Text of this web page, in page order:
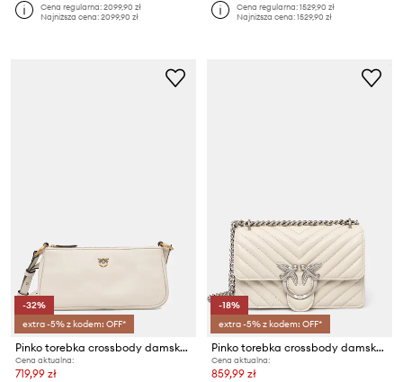
Cena regularna:2099,90 zł
Najniższa cena:2099,90 zł
Cena regularna:1529,90 zł
Najniższa cena:1529,90 zł
-32%
extra -5% z kodem: OFF*
Pinko torebka crossbody damska skórzana Horizontal
Cena aktualna:
719,99 zł
-18%
extra -5% z kodem: OFF*
Pinko torebka crossbody damska skórzana
Cena aktualna:
859,99 zł